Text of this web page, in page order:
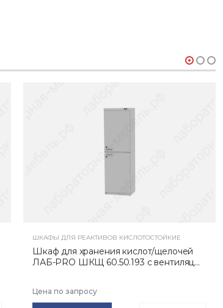
ШКАФЫ ДЛЯ РЕАКТИВОВ КИСЛОТОСТОЙКИЕ
Шкаф для хранения кислот/щелочей
ЛАБ-PRO ШКЩ 60.50.193 с вентиляц...
Цена по запросу